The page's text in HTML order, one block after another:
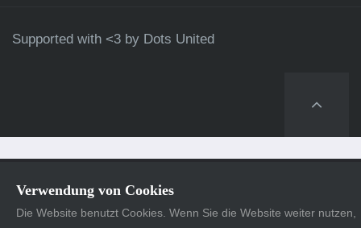
Supported with <3 by Dots United
Verwendung von Cookies
Die Website benutzt Cookies. Wenn Sie die Website weiter nutzen,